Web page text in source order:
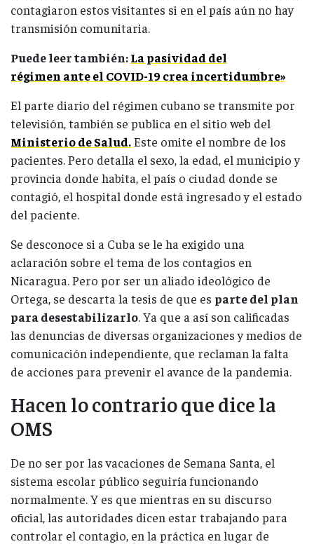
contagiaron estos visitantes si en el país aún no hay
transmisión comunitaria.
Puede leer también:La pasividad del
régimen ante el COVID-19 crea incertidumbre»
El parte diario del régimen cubano se transmite por
televisión, también se publica en el sitio web del
Ministerio de Salud.Este omite el nombre de los
pacientes. Pero detalla el sexo, la edad, el municipio y
provincia donde habita, el país o ciudad donde se
contagió, el hospital donde está ingresado y el estado
del paciente.
Se desconoce si a Cuba se le ha exigido una
aclaración sobre el tema de los contagios en
Nicaragua. Pero por ser un aliado ideológico de
Ortega, se descarta la tesis de que es parte del plan
para desestabilizarlo. Ya que a así son calificadas
las denuncias de diversas organizaciones y medios de
comunicación independiente, que reclaman la falta
de acciones para prevenir el avance de la pandemia.
Hacen lo contrario que dice la
OMS
De no ser por las vacaciones de Semana Santa, el
sistema escolar público seguiría funcionando
normalmente. Y es que mientras en su discurso
oficial, las autoridades dicen estar trabajando para
controlar el contagio, en la práctica en lugar de